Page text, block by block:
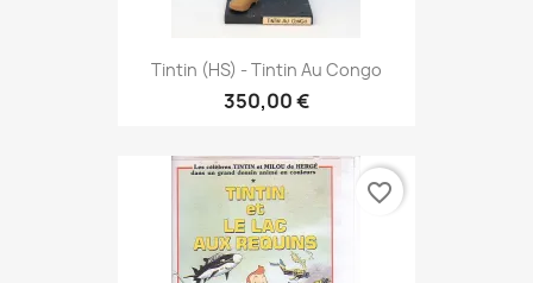
Tintin (HS) - Tintin Au Congo
350,00 €
favorite_border